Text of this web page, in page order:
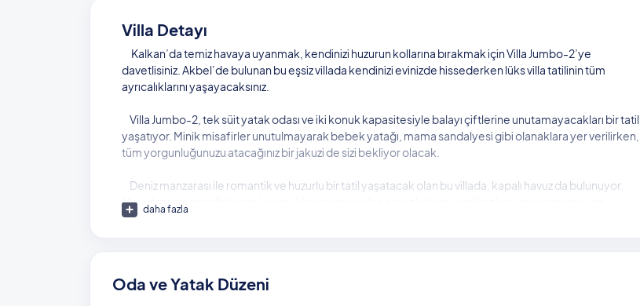
Villa Detayı
Kalkan’da temiz havaya uyanmak, kendinizi huzurun kollarına bırakmak için Villa Jumbo-2’ye
davetlisiniz. Akbel’de bulunan bu eşsiz villada kendinizi evinizde hissederken lüks villa tatilinin tüm
ayrıcalıklarını yaşayacaksınız.
Villa Jumbo-2, tek süit yatak odası ve iki konuk kapasitesiyle balayı çiftlerine unutamayacakları bir tatil
yaşatıyor. Minik misafirler unutulmayarak bebek yatağı, mama sandalyesi gibi olanaklara yer verilirken,
tüm yorgunluğunuzu atacağınız bir jakuzi de sizi bekliyor olacak.
Deniz manzarası ile romantik ve huzurlu bir tatil yaşatacak olan bu villada, kapalı havuz da bulunuyor.
Muhafazakar misafirler için korunaklı tasarımda olan havuz bölümü, tatiliniz boyunca istenmeyen
bakışlar konusunda endişe etmeden havuz keyfi yapabilmenizi sağlıyor.
daha fazla
Oda ve Yatak Düzeni